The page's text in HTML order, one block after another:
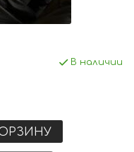
В наличии